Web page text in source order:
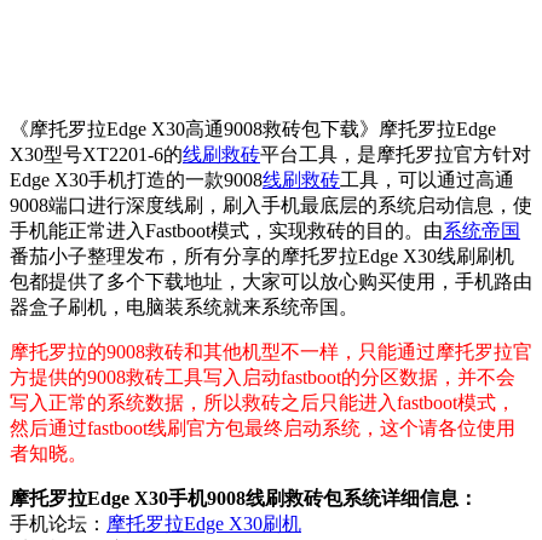
《摩托罗拉Edge X30高通9008救砖包下载》摩托罗拉Edge
X30型号XT2201-6的线刷救砖平台工具，是摩托罗拉官方针对
Edge X30手机打造的一款9008线刷救砖工具，可以通过高通
9008端口进行深度线刷，刷入手机最底层的系统启动信息，使
手机能正常进入Fastboot模式，实现救砖的目的。由系统帝国
番茄小子整理发布，所有分享的摩托罗拉Edge X30线刷刷机
包都提供了多个下载地址，大家可以放心购买使用，手机路由
器盒子刷机，电脑装系统就来系统帝国。
摩托罗拉的9008救砖和其他机型不一样，只能通过摩托罗拉官
方提供的9008救砖工具写入启动fastboot的分区数据，并不会
写入正常的系统数据，所以救砖之后只能进入fastboot模式，
然后通过fastboot线刷官方包最终启动系统，这个请各位使用
者知晓。
摩托罗拉Edge X30手机9008线刷救砖包系统详细信息：
手机论坛： 摩托罗拉Edge X30刷机